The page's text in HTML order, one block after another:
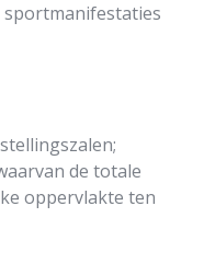
de totale
oppervlakte ten